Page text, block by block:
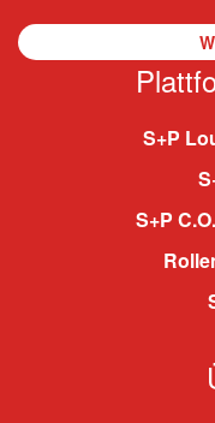
S+P
S+P